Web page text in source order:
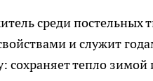
среди постельных
и служит
сохраняет тепло